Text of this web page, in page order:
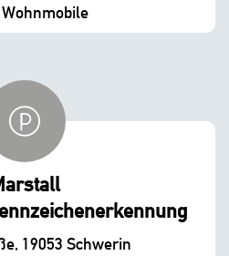
Wohnmobile
19053 Schwerin